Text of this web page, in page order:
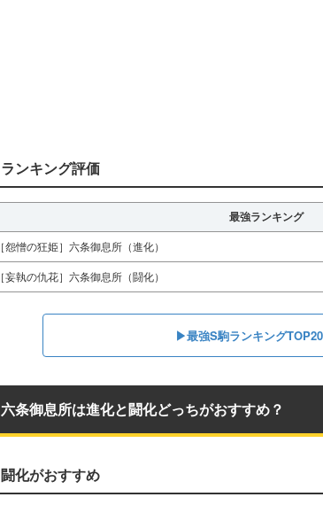
ランキング評価
最強ランキング
［怨憎の狂姫］六条御息所（進化）
［妄執の仇花］六条御息所（闘化）
▶︎最強S駒ランキング
六条御息所は進化と闘化どっちがおすすめ？
闘化がおすすめ